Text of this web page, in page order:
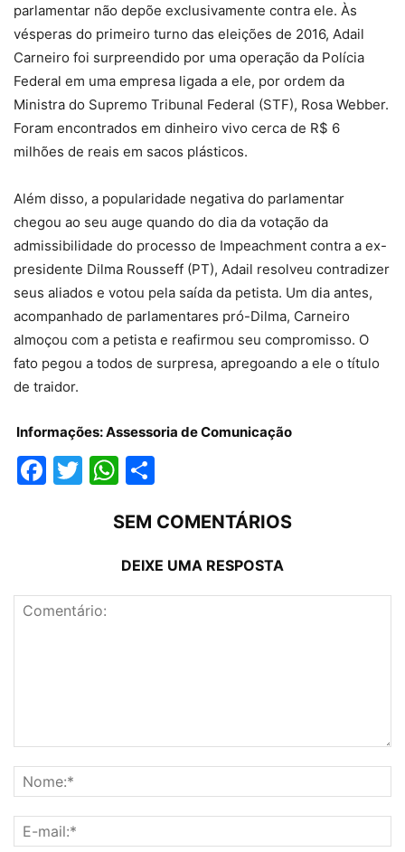
parlamentar não depõe exclusivamente contra ele. Às
vésperas do primeiro turno das eleições de 2016, Adail
Carneiro foi surpreendido por uma operação da Polícia
Federal em uma empresa ligada a ele, por ordem da
Ministra do Supremo Tribunal Federal (STF), Rosa Webber.
Foram encontrados em dinheiro vivo cerca de R$ 6
milhões de reais em sacos plásticos.
Além disso, a popularidade negativa do parlamentar
chegou ao seu auge quando do dia da votação da
admissibilidade do processo de Impeachment contra a ex-
presidente Dilma Rousseff (PT), Adail resolveu contradizer
seus aliados e votou pela saída da petista. Um dia antes,
acompanhado de parlamentares pró-Dilma, Carneiro
almoçou com a petista e reafirmou seu compromisso. O
fato pegou a todos de surpresa, apregoando a ele o título
de traidor.
Informações: Assessoria de Comunicação
Facebook
TwitterWhatsApp
SEM COMENTÁRIOS
DEIXE UMA RESPOSTA